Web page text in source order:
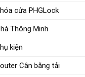
cửa PHGLock
Thông Minh
kiện
Cân bằng tải